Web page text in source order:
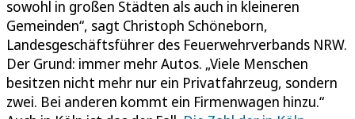
sowohl in großen Städten als auch in kleineren
Gemeinden“, sagt Christoph Schöneborn,
Landesgeschäftsführer des Feuerwehrverbands NRW.
Der Grund: immer mehr Autos. „Viele Menschen
besitzen nicht mehr nur ein Privatfahrzeug, sondern
zwei. Bei anderen kommt ein Firmenwagen hinzu.“